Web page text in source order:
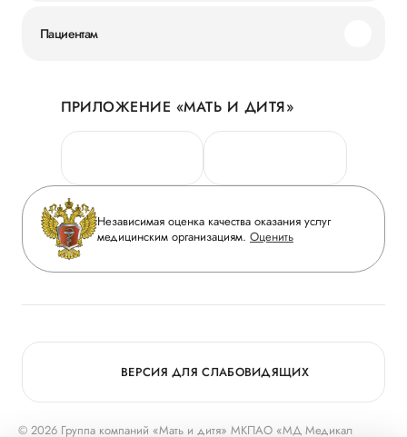
Новости
Руководство
Сотрудничество
Инвесторам
Журнал «Мать и дитя»
Вакансии
Медицинский туризм
Пациентам
Личный кабинет
Персональные данные
Горячая линия качества
Вопрос-ответ
Приложение пациента
Статьи
ПРИЛОЖЕНИЕ «МАТЬ И ДИТЯ»
Независимая оценка качества оказания услуг
медицинским организациям. Оценить
© 2026 Группа компаний «Мать и дитя» МКПАО «МД Медикал
ВЕРСИЯ ДЛЯ СЛАБОВИДЯЩИХ